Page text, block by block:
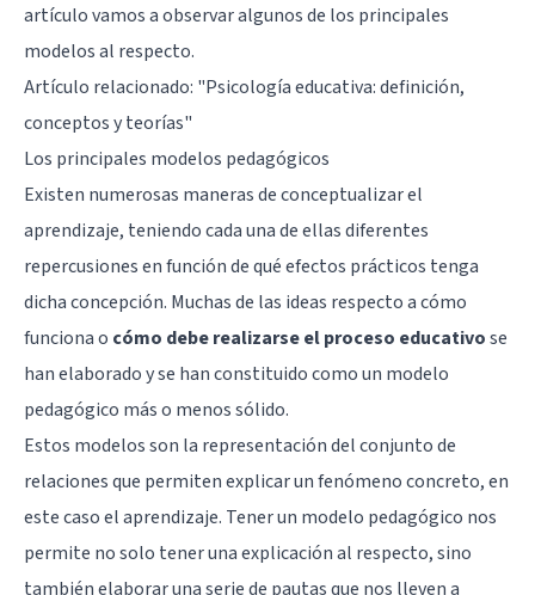
artículo vamos a observar algunos de los principales
modelos al respecto.
Artículo relacionado: "Psicología educativa: definición,
conceptos y teorías"
Los principales modelos pedagógicos
Existen numerosas maneras de conceptualizar el
aprendizaje, teniendo cada una de ellas diferentes
repercusiones en función de qué efectos prácticos tenga
dicha concepción. Muchas de las ideas respecto a cómo
funciona o cómo debe realizarse el proceso educativose
han elaborado y se han constituido como un modelo
pedagógico más o menos sólido.
Estos modelos son la representación del conjunto de
relaciones que permiten explicar un fenómeno concreto, en
este caso el aprendizaje. Tener un modelo pedagógico nos
permite no solo tener una explicación al respecto, sino
también elaborar una serie de pautas que nos lleven a